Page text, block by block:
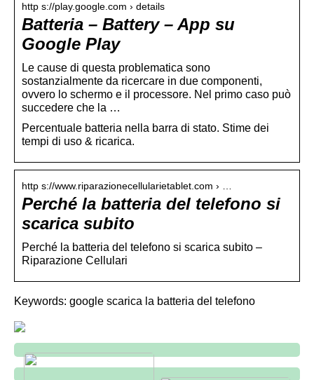
http s://play.google.com › details
Batteria – Battery – App su
Google Play
Le cause di questa problematica sono
sostanzialmente da ricercare in due componenti,
ovvero lo schermo e il processore. Nel primo caso può
succedere che la …
Percentuale batteria nella barra di stato. Stime dei
tempi di uso & ricarica.
http s://www.riparazionecellularietablet.com › …
Perché la batteria del telefono si
scarica subito
Perché la batteria del telefono si scarica subito –
Riparazione Cellulari
Keywords: google scarica la batteria del telefono